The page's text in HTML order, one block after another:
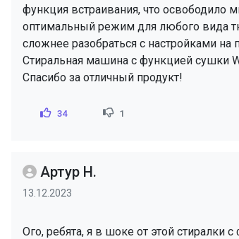
функция встраивания, что
оптимальный режим для любого вида
сложнее разобраться с настройками
Стиральная машина с функцией сушки
Спасибо за отличный продукт!
34 1
Артур Н.
13.12.2023
Ого, ребята, я в шоке от этой стиралки